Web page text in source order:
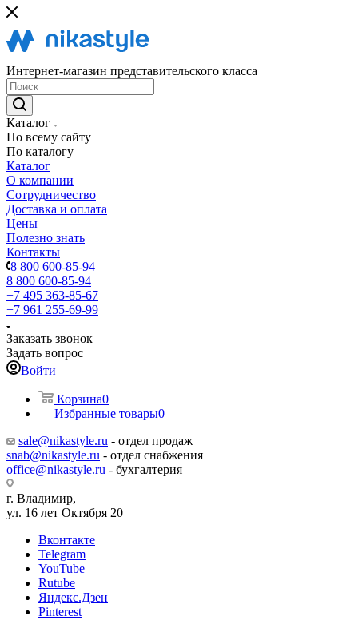
Интернет-магазин представительского класса
Каталог
По всему сайту
По каталогу
Каталог
О компании
Сотрудничество
Доставка и оплата
Цены
Полезно знать
Контакты
8 800 600-85-94
8 800 600-85-94
+7 495 363-85-67
+7 961 255-69-99
Заказать звонок
Задать вопрос
Войти
Корзина0
Избранные товары0
sale@nikastyle.ru - отдел продаж
snab@nikastyle.ru - отдел снабжения
office@nikastyle.ru - бухгалтерия
г. Владимир,
ул. 16 лет Октября 20
Вконтакте
Telegram
YouTube
Rutube
Яндекс.Дзен
Pinterest